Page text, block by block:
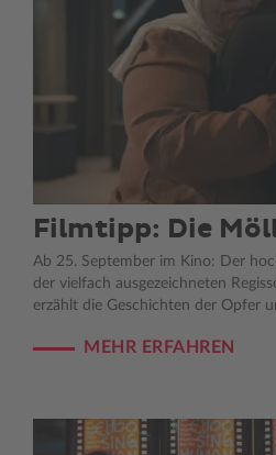
Filmtipp: Die
Ab 25. September im Kino: Der
der vielfach ausgezeichneten
erzählt die Geschichten der Opfer
MEHR ERFAHREN